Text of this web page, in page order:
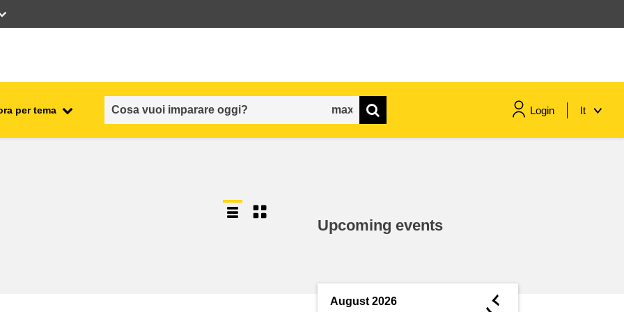
per tema Login It
sicurezza e protezione alimentare
conoscenze
Upcoming events
August 2026 ◄